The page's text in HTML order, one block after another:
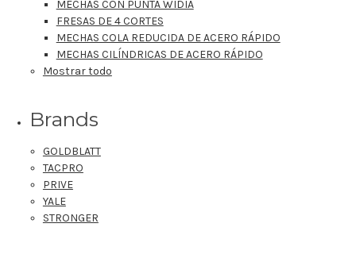
MECHAS CON PUNTA WIDIA
FRESAS DE 4 CORTES
MECHAS COLA REDUCIDA DE ACERO RÁPIDO
MECHAS CILÍNDRICAS DE ACERO RÁPIDO
Mostrar todo
Brands
GOLDBLATT
TACPRO
PRIVE
YALE
STRONGER